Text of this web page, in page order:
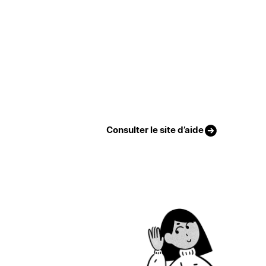
Consulter le site d’aide